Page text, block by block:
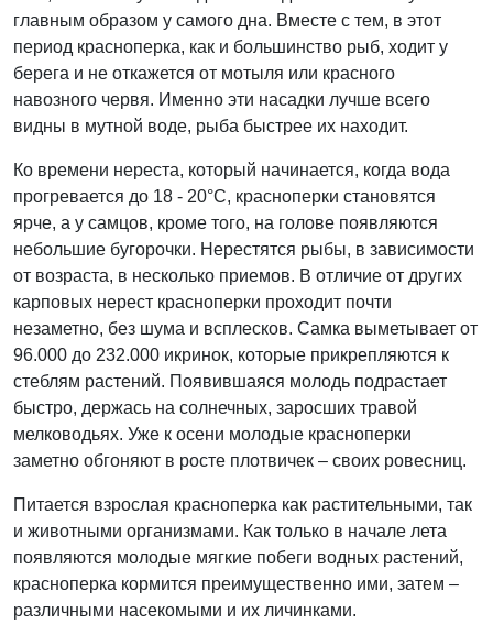
главным образом у самого дна. Вместе с тем, в этот
период красноперка, как и большинство рыб, ходит у
берега и не откажется от мотыля или красного
навозного червя. Именно эти насадки лучше всего
видны в мутной воде, рыба быстрее их находит.
Ко времени нереста, который начинается, когда вода
прогревается до 18 - 20°С, красноперки становятся
ярче, а у самцов, кроме того, на голове появляются
небольшие бугорочки. Нерестятся рыбы, в зависимости
от возраста, в несколько приемов. В отличие от других
карповых нерест красноперки проходит почти
незаметно, без шума и всплесков. Самка выметывает от
96.000 до 232.000 икринок, которые прикрепляются к
стеблям растений. Появившаяся молодь подрастает
быстро, держась на солнечных, заросших травой
мелководьях. Уже к осени молодые красноперки
заметно обгоняют в росте плотвичек – своих ровесниц.
Питается взрослая красноперка как растительными, так
и животными организмами. Как только в начале лета
появляются молодые мягкие побеги водных растений,
красноперка кормится преимущественно ими, затем –
различными насекомыми и их личинками.